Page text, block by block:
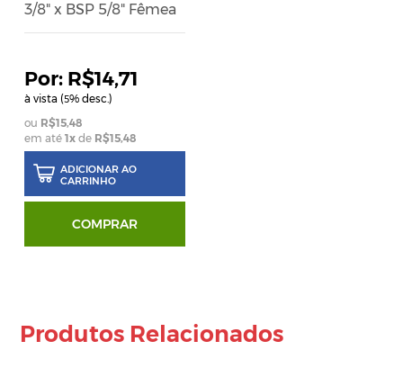
3/8" x BSP 5/8" Fêmea
R$14,71
à vista (5% desc.)
R$15,48
em até1x de R$15,48
ADICIONAR AO
CARRINHO
COMPRAR
Produtos Relacionados